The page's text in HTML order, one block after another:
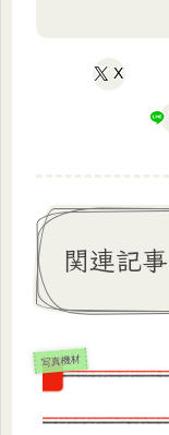
X
関連記事
写真機材